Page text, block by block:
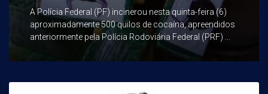
A Polícia Federal (PF) incinerou nesta quinta-feira (6)
aproximadamente 500 quilos de cocaína, apreendidos
anteriormente pela Polícia Rodoviária Federal (PRF) ...